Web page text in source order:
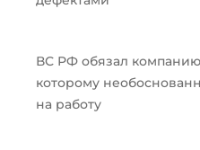
ВС РФ обязал
которому
на работу